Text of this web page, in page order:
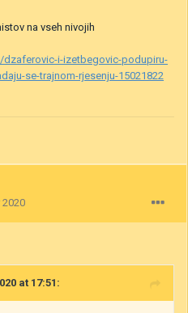
na vseh nivojih
i-izetbegovic-podupiru-
se-trajnom-rjesenju-15021822
at 17:51: